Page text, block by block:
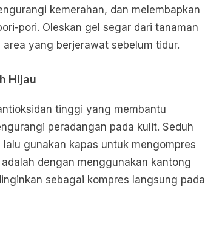
kemerahan, dan melembapkan
pori. Oleskan gel segar dari tanaman
area yang berjerawat sebelum tidur.
Hijau
tinggi yang membantu
peradangan pada kulit. Seduh
gunakan kapas untuk mengompres
dengan menggunakan kantong
sebagai kompres langsung pada